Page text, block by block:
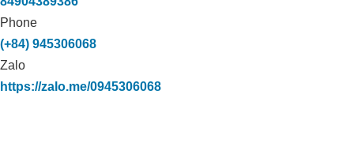
Phone
(+84) 945306068
Zalo
https://zalo.me/0945306068